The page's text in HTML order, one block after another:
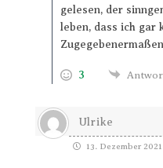
gelesen, der
leben, dass ich gar
3
Ulrike
13. Dezember